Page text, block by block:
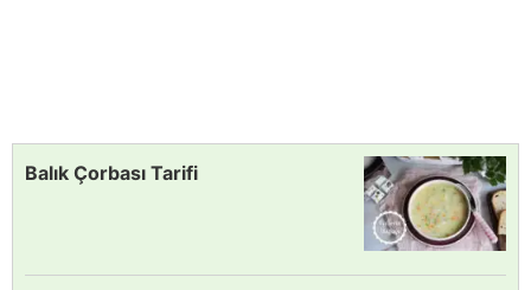
Balık Çorbası Tarifi